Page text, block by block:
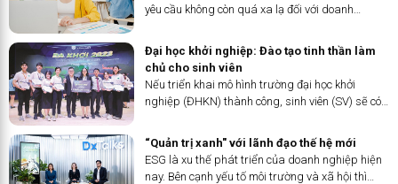
yêu cầu không còn quá xa lạ đối với doanh
một vài chậm trễ vì những hiểu lầm không đáng
có.
Đại học khởi nghiệp: Đào tạo tinh thần làm
chủ cho sinh viên
Nếu triển khai mô hình trường đại học khởi
nghiệp (ĐHKN) thành công, sinh viên (SV) sẽ có
trên con đường đi sau này.
“Quản trị xanh" với lãnh đạo thế hệ mới
ESG là xu thế phát triển của doanh nghiệp hiện
nay. Bên cạnh yếu tố môi trường và xã hội thì